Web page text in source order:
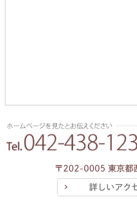
〒202-0005 東京都
詳しいアク